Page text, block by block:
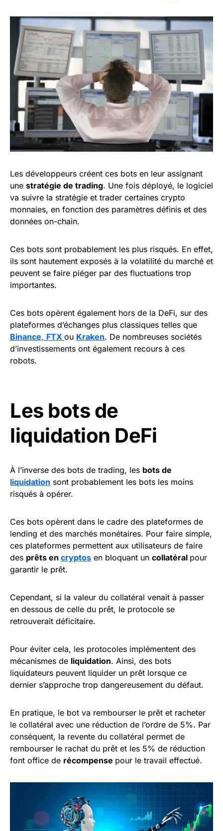
Les développeurs créent ces bots en leur assignant
une stratégie de trading. Une fois déployé, le logiciel
va suivre la stratégie et trader certaines crypto
monnaies, en fonction des paramètres définis et des
données on-chain.
Ces bots sont probablement les plus risqués. En effet,
ils sont hautement exposés à la volatilité du marché et
peuvent se faire piéger par des fluctuations trop
importantes.
Ces bots opèrent également hors de la DeFi, sur des
plateformes d’échanges plus classiques telles que
Binance, FTX ou Kraken. De nombreuses sociétés
d’investissements ont également recours à ces
robots.
Les bots de
liquidation DeFi
À l’inverse des bots de trading, les bots de
liquidation sont probablement les bots les moins
risqués à opérer.
Ces bots opèrent dans le cadre des plateformes de
lending et des marchés monétaires. Pour faire simple,
ces plateformes permettent aux utilisateurs de faire
des prêts en cryptos en bloquant un collatéral pour
garantir le prêt.
Cependant, si la valeur du collatéral venait à passer
en dessous de celle du prêt, le protocole se
retrouverait déficitaire.
Pour éviter cela, les protocoles implémentent des
mécanismes de liquidation. Ainsi, des bots
liquidateurs peuvent liquider un prêt lorsque ce
dernier s’approche trop dangereusement du défaut.
En pratique, le bot va rembourser le prêt et racheter
le collatéral avec une réduction de l’ordre de 5%. Par
conséquent, la revente du collatéral permet de
rembourser le rachat du prêt et les 5% de réduction
font office de récompense pour le travail effectué.